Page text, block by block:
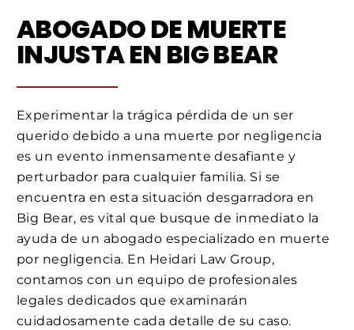
ABOGADO DE MUERTE
INJUSTA EN BIG BEAR
Experimentar la trágica pérdida de un ser
querido debido a una muerte por negligencia
es un evento inmensamente desafiante y
perturbador para cualquier familia. Si se
encuentra en esta situación desgarradora en
Big Bear, es vital que busque de inmediato la
ayuda de un abogado especializado en muerte
por negligencia. En Heidari Law Group,
contamos con un equipo de profesionales
legales dedicados que examinarán
cuidadosamente cada detalle de su caso.